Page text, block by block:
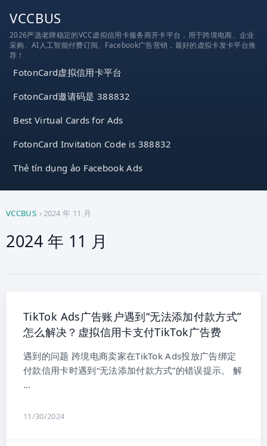
VCCBUS
2026严选老牌稳定的VCC虚拟信用卡服务商开卡平台，用于跨境电商、企业
采购、AI人工智能付费订阅、Facebook广告营销，最好的虚拟卡发卡平台推
荐！
FotonCard虚拟信用卡平台
FotonCard邀请码是 388832
Best Virtual Cards for Ads
FotonCard Invitation Code is 388832
Thẻ tín dụng ảo Facebook Ads
VCCBUS › 2024 年 11 月
2024 年 11 月
TikTok Ads广告账户遇到“无法添加付款方式”
怎么解决？虚拟信用卡支付TikTok广告费
遇到的问题 跨境电商卖家在TikTok Ads投放广告绑定
付款信用卡时遇到“无法添加付款方式”的错误提示。 解
…
11/30/2024